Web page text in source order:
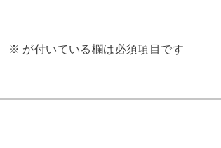
※ が付いている欄は必須項目です